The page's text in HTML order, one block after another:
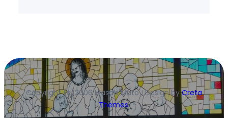
Copyright (c)2006 Masaki Muto | Design byCreta
Themes.